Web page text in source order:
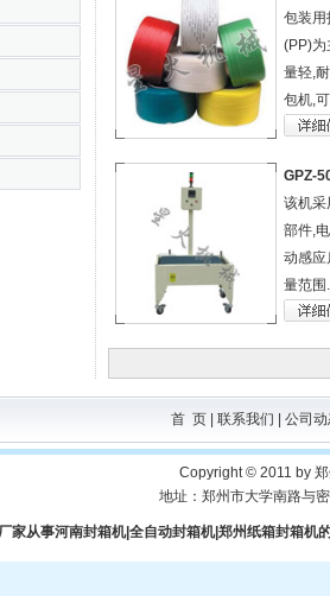
包装用
(PP)为
量轻,
包机,
GPZ-
该机采
部件,
动感应
量范围
首 页 联系我们 公司
Copyright © 2011 by
地址：郑州市大学南路与
家从事河南封箱机|全自动封箱机|郑州纸箱封箱机